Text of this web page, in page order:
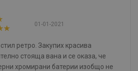
01-01-2021
ретро. Закупих красива
стояща вана и се оказа, че
хромирани батерии изобщо не